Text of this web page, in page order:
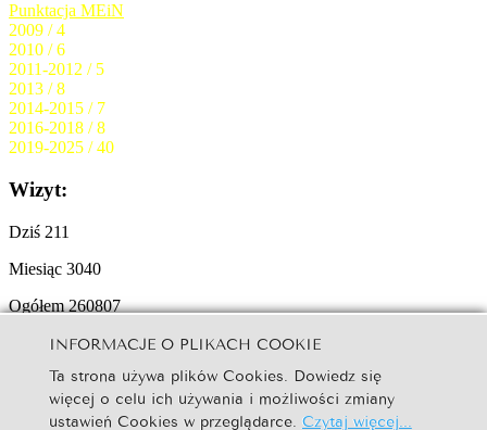
Punktacja MEiN
2009 / 4
2010 / 6
2011-2012 / 5
2013 / 8
2014-2015 / 7
2016-2018 / 8
2019-2025 / 40
Wizyt:
Dziś 211
Miesiąc 3040
Ogółem260807
© 2025 Copyright by Studia Ełckie:Creative Commons BY-NC-ND
W naszym serwisie internetowym są wykorzystywane pliki
INFORMACJE O PLIKACH COOKIE
Ta strona używa plików Cookies. Dowiedz się
więcej o celu ich używania i możliwości zmiany
ustawień Cookies w przeglądarce. Czytaj więcej...